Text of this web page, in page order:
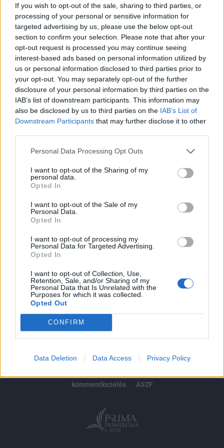
If you wish to opt-out of the sale, sharing to third parties, or
processing of your personal or sensitive information for
targeted advertising by us, please use the below opt-out
section to confirm your selection. Please note that after your
opt-out request is processed you may continue seeing
interest-based ads based on personal information utilized by
us or personal information disclosed to third parties prior to
your opt-out. You may separately opt-out of the further
disclosure of your personal information by third parties on the
IAB’s list of downstream participants. This information may
also be disclosed by us to third parties on the IAB’s List of
Downstream Participants that may further disclose it to other
Personal Data Processing Opt Outs
I want to opt-out of the Sharing of my
personal data.
Opted In
I want to opt-out of the Sale of my
Personal Data.
Opted In
I want to opt-out of processing my
Personal Data for Targeted Advertising.
Opted In
I want to opt-out of Collection, Use,
Retention, Sale, and/or Sharing of my
Personal Data that Is Unrelated with the
Purposes for which it was collected.
Opted Out
CONFIRM
Data Deletion Data Access Privacy Policy
rá a bélyegét a piaci hangulatra, egyetlen euróért már 1.28
zöldhasú bankjegyet adtak ma. A Deutsche Bank elemzője
vételre minősítette fel az AIG papírjait, miután egy éves
időtávot tekintve vonzó befektetési lehetőségnek tartja a
biztosító óriás részvényeit. Az egy évvel korábbi 51 cent
helyett mindössze 44...
KEDVES OLVASÓNK!
A keresett cikk a portfolio.hu hírarchívumához
Portfolio.hu teljes cikkarchívum
Kötéslisták: BÉT elmúlt 2 év napon belüli
MÁR ELŐFIZETŐNK VAGY?
jogi nyilatkozat
kommentkezelés
ÁSZF